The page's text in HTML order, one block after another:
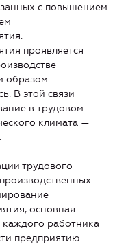
с повышением
проявляется
образом
В этой связи
в трудовом
климата —
трудового
основная
работника
предприятию